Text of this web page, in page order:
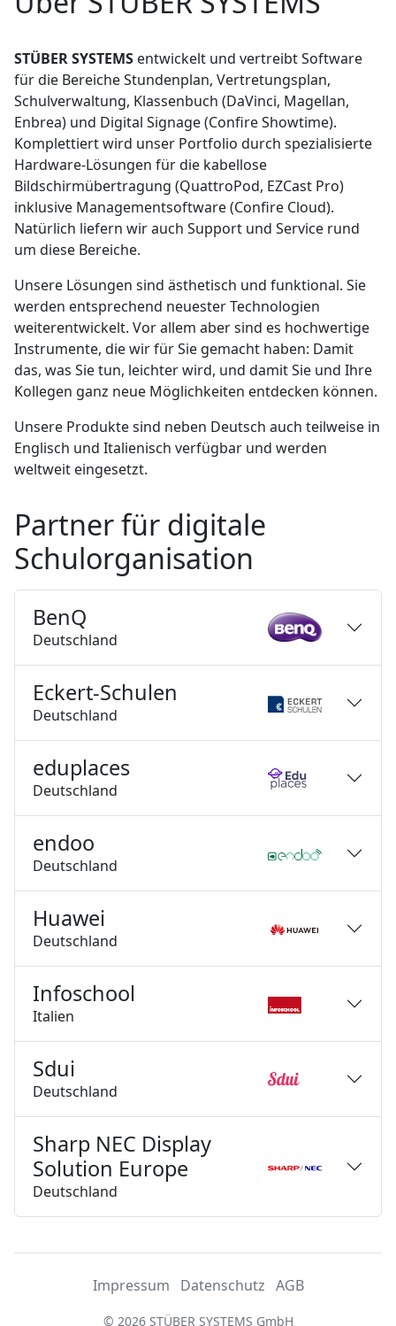
STÜBER SYSTEMS entwickelt und vertreibt Software
für die Bereiche Stundenplan, Vertretungsplan,
Schulverwaltung, Klassenbuch (DaVinci, Magellan,
Enbrea) und Digital Signage (Confire Showtime).
Komplettiert wird unser Portfolio durch spezialisierte
Hardware-Lösungen für die kabellose
Bildschirmübertragung (QuattroPod, EZCast Pro)
inklusive Managementsoftware (Confire Cloud).
Natürlich liefern wir auch Support und Service rund
um diese Bereiche.
Unsere Lösungen sind ästhetisch und funktional. Sie
werden entsprechend neuester Technologien
weiterentwickelt. Vor allem aber sind es hochwertige
Instrumente, die wir für Sie gemacht haben: Damit
das, was Sie tun, leichter wird, und damit Sie und Ihre
Kollegen ganz neue Möglichkeiten entdecken können.
Unsere Produkte sind neben Deutsch auch teilweise in
Englisch und Italienisch verfügbar und werden
weltweit eingesetzt.
Partner für digitale
Schulorganisation
BenQ
Deutschland
Eckert-Schulen
Deutschland
eduplaces
Deutschland
endoo
Deutschland
Huawei
Deutschland
Infoschool
Italien
Sdui
Deutschland
Sharp NEC Display
Solution Europe
Deutschland
Impressum Datenschutz AGB
© 2026 STÜBER SYSTEMS GmbH